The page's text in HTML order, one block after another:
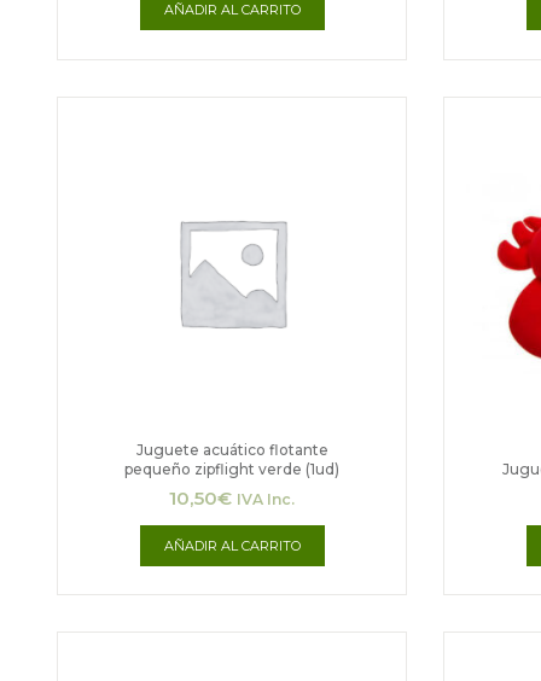
AÑADIR AL CARRITO
Juguete acuático flotante
pequeño zipflight verde (1ud)
10,50€ IVA Inc.
AÑADIR AL CARRITO